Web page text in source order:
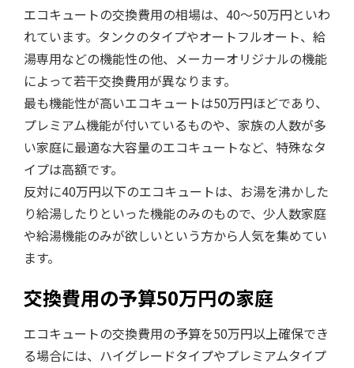
エコキュートの交換費用の相場は、40～50万円といわ
れています。タンクのタイプやオートフルオート、給
湯専用などの機能性の他、メーカーオリジナルの機能
によって若干交換費用が異なります。
最も機能性が高いエコキュートは50万円ほどであり、
プレミアム機能が付いているものや、家族の人数が多
い家庭に最適な大容量のエコキュートなど、特殊なタ
イプは高額です。
反対に40万円以下のエコキュートは、お湯を沸かした
り給湯したりといった機能のみのもので、少人数家庭
や給湯機能のみが欲しいという方から人気を集めてい
ます。
交換費用の予算50万円の家庭
エコキュートの交換費用の予算を50万円以上確保でき
る場合には、ハイグレードタイプやプレミアムタイプ